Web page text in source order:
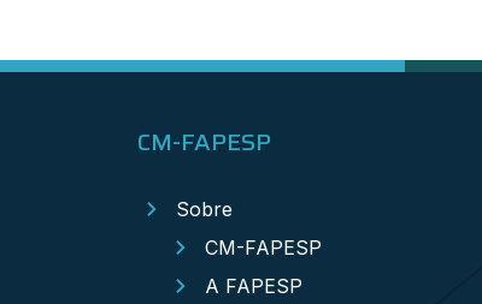
CM-FAPESP
Sobre
CM-FAPESP
A FAPESP